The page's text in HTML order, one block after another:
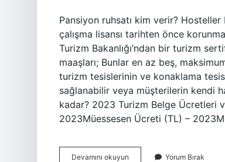
Pansiyon ruhsatı kim verir?
çalışma lisansı tarihten önce
Turizm Bakanlığı’ndan bir turizm
maaşları; Bunlar en az beş,
turizm tesislerinin ve konaklama
sağlanabilir veya müşterilerin kendi
kadar? 2023 Turizm Belge Ücretleri
2023Müessesen Ücreti (TL) –
Devamını okuyun Pansiyon
Yorum Bırak